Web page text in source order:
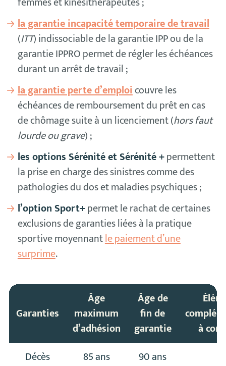
la garantie incapacité temporaire de travail
(ITT) indissociable de la garantie IPP ou de la
garantie IPPRO permet de régler les échéances
durant un arrêt de travail ;
la garantie perte d’emploicouvre les
échéances de remboursement du prêt en cas
de chômage suite à un licenciement (hors faut
lourde ou grave) ;
les options Sérénité et Sérénité +permettent
la prise en charge des sinistres comme des
pathologies du dos et maladies psychiques ;
l’option Sport+permet le rachat de certaines
exclusions de garanties liées à la pratique
sportive moyennantle paiement d’une
surprime.
Garanties
Âge
maximum
d’adhésion
Âge de
fin de
garantie
à
Décès
85 ans 90 ans